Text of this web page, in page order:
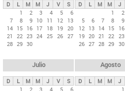
p
e
D L M M J V
S
1
2 3 4 5
6
7
8 9 10 11 12
13
14 15 16 17 18 19 20
21
22 23 24 25 26 27
28 29 30
D L M M J
1
2
5
6 7 8 9
12 13 14 15 16
19 20 21 22 23
26 27 28 29 30
Julio
D L M M J V
S
1
2 3 4 5 6
Agosto
D L M M J
1